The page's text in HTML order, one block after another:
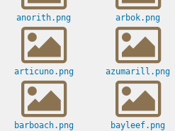
anorith.png arbok.png
articuno.png azumarill.png
barboach.png bayleef.png